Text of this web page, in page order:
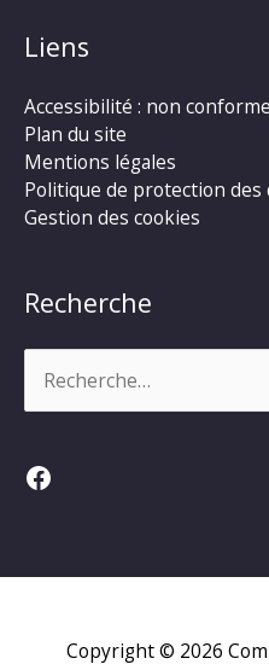
Liens
Accessibilité : non conforme
Plan du site
Mentions légales
Politique de protection des
Gestion des cookies
Recherche
Facebook
Copyright © 2026